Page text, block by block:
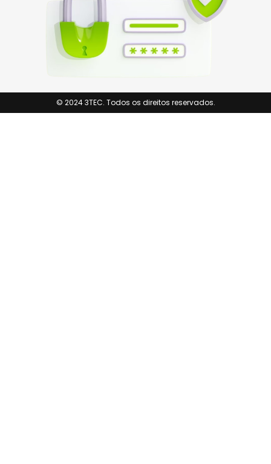
© 2024 3TEC. Todos os direitos reservados.